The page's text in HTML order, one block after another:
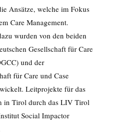
Ansätze, welche im Fokus
Care Management.
wurden von den beiden
Gesellschaft für Care
und der
für Care und Case
Leitprojekte für das
in Tirol durch das LIV Tirol
Social Impactor